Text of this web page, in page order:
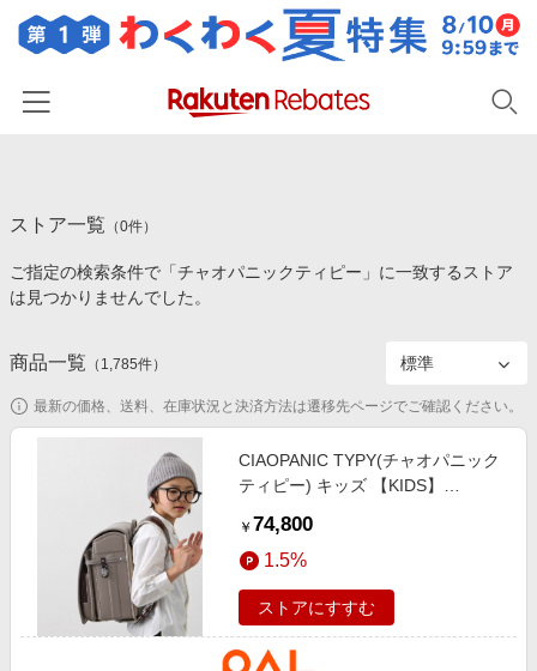
カテゴリー一覧
百貨店・総合ECモール
食品・スイーツ・お酒
コスメ・健康・医薬品
キッズ・ベビー用品
家電・PC・スマホ・カメラ
エンタメ
スポーツ・アウトドア・ゴルフ
インテリア・寝具
イベント一覧
初回購入者限定特典
対象ストア新規限定特典
楽天ペイ導入ストア
楽天サービス特集
旅行特集
お中元特集2026
楽天IDでログイン/会員登録
ストア一覧 （0件）
ご指定の検索条件で「チャオパニックティピー」に一致するストア
は見つかりませんでした。
商品一覧 （ 1,785件）
最新の価格、送料、在庫状況と決済方法は遷移先ページでご確認ください。
CIAOPANIC TYPY(チャオパニック
ティピー) キッズ 【KIDS】
リーノ・エフ》 トープ
￥ 74,800
1.5%
ストアにすすむ